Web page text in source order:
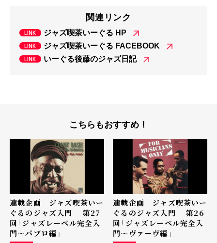
関連リンク
ジャズ喫茶いーぐる HP
ジャズ喫茶いーぐる FACEBOOK
いーぐる後藤のジャズ日記
こちらもおすすめ！
連載企画 ジャズ喫茶いー
ぐるのジャズ入門 第27
回「ジャズレーベル完全入
門～パブロ編」
連載企画 ジャズ喫茶いー
ぐるのジャズ入門 第26
回「ジャズレーベル完全入
門～ヴァーヴ編」